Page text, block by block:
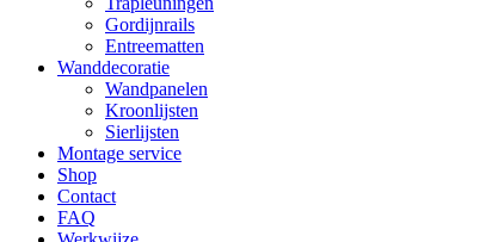
Gordijnrails
Entreematten
Wanddecoratie
Wandpanelen
Kroonlijsten
Sierlijsten
Montage service
Shop
Contact
FAQ